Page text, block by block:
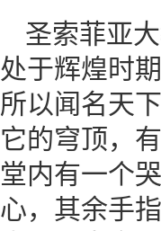
圣索菲亚
处于辉煌时
所以闻名天
它的穹顶，
堂内有一个
心，其余手